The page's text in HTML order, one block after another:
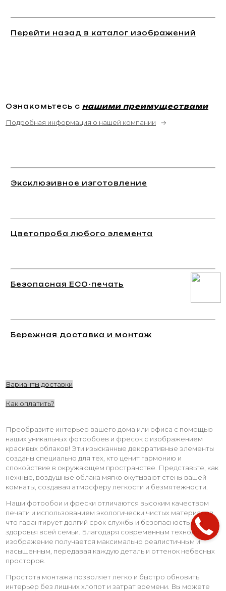
Перейти назад в каталог изображений
Ознакомьтесь с нашими преимуществами
Подробная информация о нашей компании →
Эксклюзивное изготовление
Цветопроба любого элемента
Безопасная ECO-печать
Бережная доставка и монтаж
Варианты доставки
Как оплатить?
Преобразите интерьер вашего дома или офиса с помощью
наших уникальных фотообоев и фресок с изображением
красивых облаков! Эти изысканные декоративные элементы
созданы специально для тех, кто ценит гармонию и
спокойствие в окружающем пространстве. Представьте, как
нежные, воздушные облака мягко окутывают стены вашей
комнаты, создавая атмосферу легкости и безмятежности.
Наши фотообои и фрески отличаются высоким качеством
печати и использованием экологически чистых материалов,
что гарантирует долгий срок службы и безопасность для
здоровья всей семьи. Благодаря современным технологиям,
изображение получается максимально реалистичным и
насыщенным, передавая каждую деталь и оттенок небесных
просторов.
Простота монтажа позволяет легко и быстро обновить
интерьер без лишних хлопот и затрат времени. Вы можете